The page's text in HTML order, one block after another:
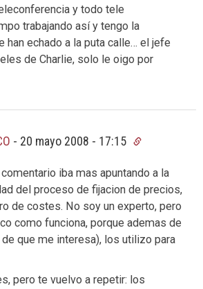
y todo tele
trabajando así y tengo la
han echado a la puta calle… el jefe
de Charlie, solo le oigo por
- 20 mayo 2008 - 17:15
iba mas apuntando a la
del proceso de fijacion de precios,
de costes. No soy un experto, pero
como funciona, porque ademas de
que me interesa), los utilizo para
pero te vuelvo a repetir: los